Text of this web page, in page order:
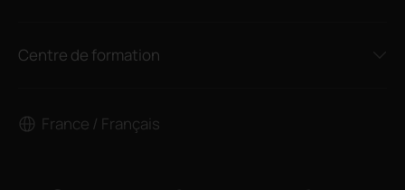
Centre de formation
France / Français